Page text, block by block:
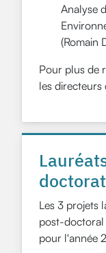
Analyse
(Romain
Pour plus de
les directeurs
Les 3 projets
post-doctoral
pour l'année